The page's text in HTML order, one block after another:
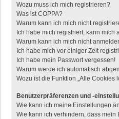
Wozu muss ich mich registrieren?
Was ist COPPA?
Warum kann ich mich nicht
Ich habe mich registriert, kann mich
Warum kann ich mich nicht
Ich habe mich vor einiger Zeit
Ich habe mein Passwort vergessen!
Warum werde ich automatisch
Wozu ist die Funktion „Alle Cookies
Benutzerpräferenzen und -
Wie kann ich meine Einstellungen
Wie kann ich verhindern, dass